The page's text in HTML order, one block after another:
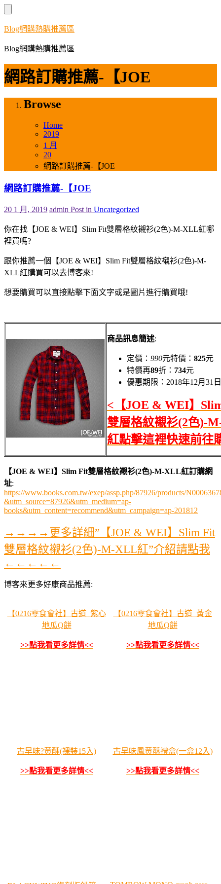
Skip
to
content
Blog網購熱購推薦區
Blog網購熱購推薦區
網路訂購推薦-【JOE
Browse
Home
2019
1 月
20
網路訂購推薦-【JOE
網路訂購推薦-【JOE
20 1 月, 2019 admin Post in Uncategorized
你在找【JOE & WEI】Slim Fit雙層格紋襯衫(2色)-M-XLL紅哪
裡買嗎?
跟你推薦一個【JOE & WEI】Slim Fit雙層格紋襯衫(2色)-M-
XLL紅購買可以去博客來!
想要購買可以直接點擊下面文字或是圖片進行購買哦!
商品訊息簡述:
定價： 990元特價： 825元
特價再89折： 734元
優惠期限：2018年12月31
<【JOE & WEI】
雙層格紋襯衫(2色)-
紅點擊這裡快速前往
【JOE & WEI】Slim Fit雙層格紋襯衫(2色)-M-XLL紅訂購網
址:
https://www.books.com.tw/exep/assp.php/87926/products/
&utm_source=87926&utm_medium=ap-
books&utm_content=recommend&utm_campaign=ap-201812
→→→→更多詳細”【JOE & WEI】Slim Fit
雙層格紋襯衫(2色)-M-XLL紅”介紹請點我
←←←←←
博客來更多好康商品推薦:
【0216零食會社】古道_紫心
地瓜Q餅
>>點我看更多詳情<<
【0216零食會社】古道_黃金
地瓜Q餅
>>點我看更多詳情<<
古早味?黃酥(裸裝15入)
>>點我看更多詳情<<
古早味鳳黃酥禮盒(一盒12入)
>>點我看更多詳情<<